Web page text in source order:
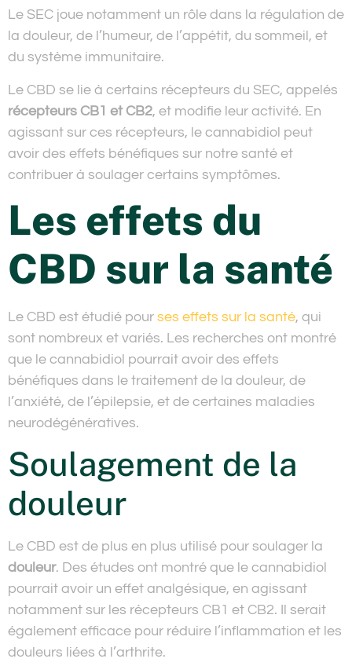
Le SEC joue notamment un rôle dans la régulation de
la douleur, de l’humeur, de l’appétit, du sommeil, et
du système immunitaire.
Le CBD se lie à certains récepteurs du SEC, appelés
récepteurs CB1 et CB2, et modifie leur activité. En
agissant sur ces récepteurs, le cannabidiol peut
avoir des effets bénéfiques sur notre santé et
contribuer à soulager certains symptômes.
Les effets du
CBD sur la santé
Le CBD est étudié pour ses effets sur la santé, qui
sont nombreux et variés. Les recherches ont montré
que le cannabidiol pourrait avoir des effets
bénéfiques dans le traitement de la douleur, de
l’anxiété, de l’épilepsie, et de certaines maladies
neurodégénératives.
Soulagement de la
douleur
Le CBD est de plus en plus utilisé pour soulager la
douleur. Des études ont montré que le cannabidiol
pourrait avoir un effet analgésique, en agissant
notamment sur les récepteurs CB1 et CB2. Il serait
également efficace pour réduire l’inflammation et les
douleurs liées à l’arthrite.